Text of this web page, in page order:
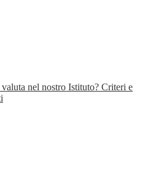
nel nostro Istituto? Criteri e